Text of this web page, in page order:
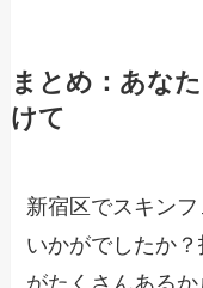
まとめ：あな
けて
新宿区でスキンフ
いかがでしたか
がたくさんある